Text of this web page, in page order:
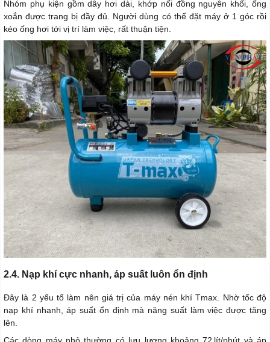
Nhóm phụ kiện gồm dây hơi dài, khớp nối đồng nguyên khối, ống
xoắn được trang bị đầy đủ. Người dùng có thể đặt máy ở 1 góc rồi
kéo ống hơi tới vị trí làm việc, rất thuận tiện.
2.4. Nạp khí cực nhanh, áp suất luôn ổn định
Đây là 2 yếu tố làm nên giá trị của máy nén khí Tmax. Nhờ tốc độ
nạp khí nhanh, áp suất ổn định mà năng suất làm việc được tăng
lên.